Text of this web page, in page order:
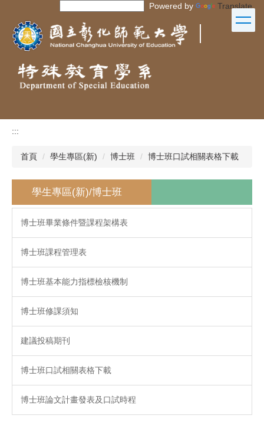
主
Powered by Translate
:::
首頁 學生專區(新) 博士班 博士班口試相關表格下載
學生專區(新)/博士班
博士班畢業條件暨課程架構表
博士班課程管理表
博士班基本能力指標檢核機制
博士班修課須知
建議投稿期刊
博士班口試相關表格下載
博士班論文計畫發表及口試時程